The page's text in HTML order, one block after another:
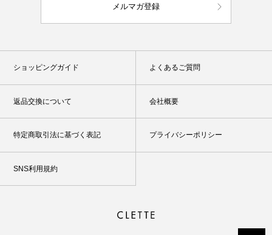
メルマガ登録
ショッピングガイド よくあるご質問
返品交換について 会社概要
特定商取引法に基づく表記 プライバシーポリシー
SNS利用規約